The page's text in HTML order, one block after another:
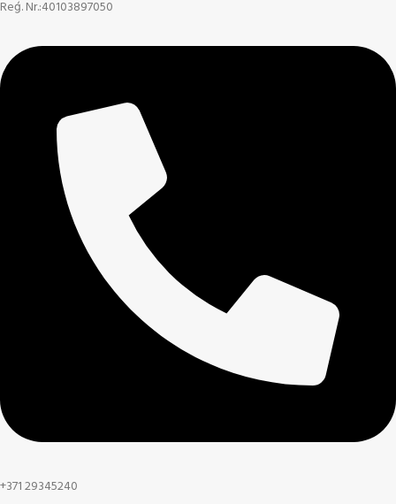
Reģ. Nr.:40103897050
+371 29345240